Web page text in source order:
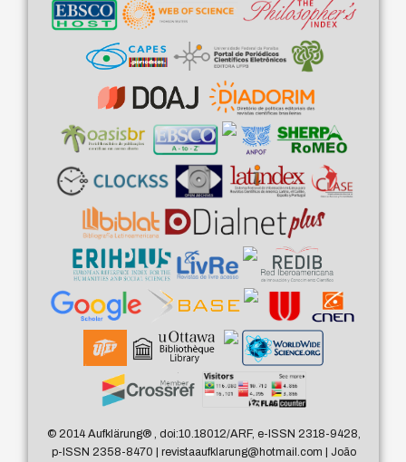
© 2014 Aufklärung®, doi:10.18012/ARF, e-ISSN 2318-9428,
p-ISSN 2358-8470 | revistaaufklarung@hotmail.com | João